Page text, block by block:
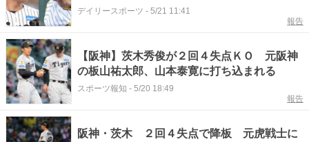
同のディベイニーの姿がなく、昇格候補の一
デイリースポーツ - 5/21 11:41
報告
【阪神】茨木秀俊が２回４失点ＫＯ 元阪神
の板山祐太郎、山本泰寛に打ち込まれる
スポーツ報知 - 5/20 18:49
報告
阪神・茨木 ２回４失点で降板 元虎戦士に